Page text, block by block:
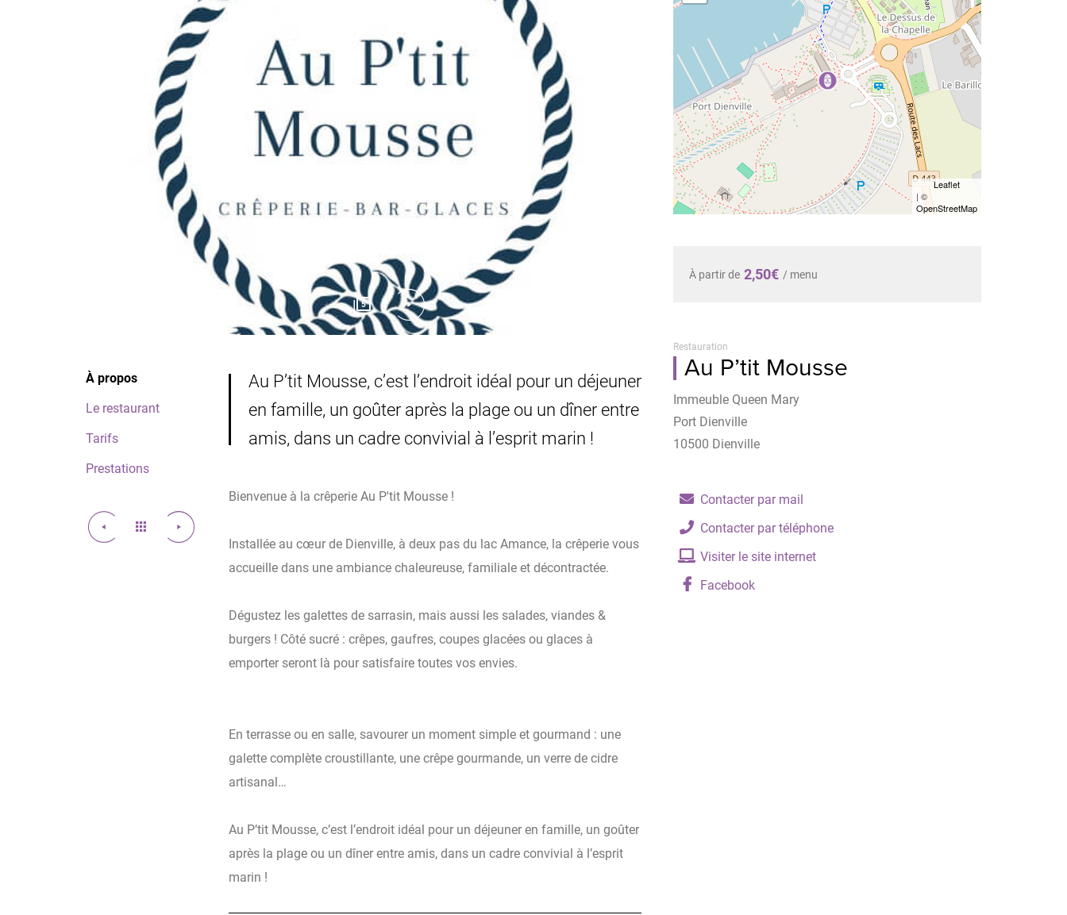
5
À propos
Le restaurant
Tarifs
Prestations
Au P’tit Mousse, c’est l’endroit idéal pour un déjeuner
en famille, un goûter après la plage ou un dîner entre
amis, dans un cadre convivial à l’esprit marin !
Bienvenue à la crêperie Au P'tit Mousse !
Installée au cœur de Dienville, à deux pas du lac Amance, la crêperie vous
accueille dans une ambiance chaleureuse, familiale et décontractée.
Dégustez les galettes de sarrasin, mais aussi les salades, viandes &
burgers ! Côté sucré : crêpes, gaufres, coupes glacées ou glaces à
emporter seront là pour satisfaire toutes vos envies.
En terrasse ou en salle, savourer un moment simple et gourmand : une
galette complète croustillante, une crêpe gourmande, un verre de cidre
artisanal…
Au P’tit Mousse, c’est l’endroit idéal pour un déjeuner en famille, un goûter
après la plage ou un dîner entre amis, dans un cadre convivial à l’esprit
marin !
Leaflet
| ©
OpenStreetMap
À partir de 2,50€ / menu
Restauration
Au P’tit Mousse
Immeuble Queen Mary
Port Dienville
10500 Dienville
Contacter par mail
Contacter par téléphone
Visiter le site internet
Facebook